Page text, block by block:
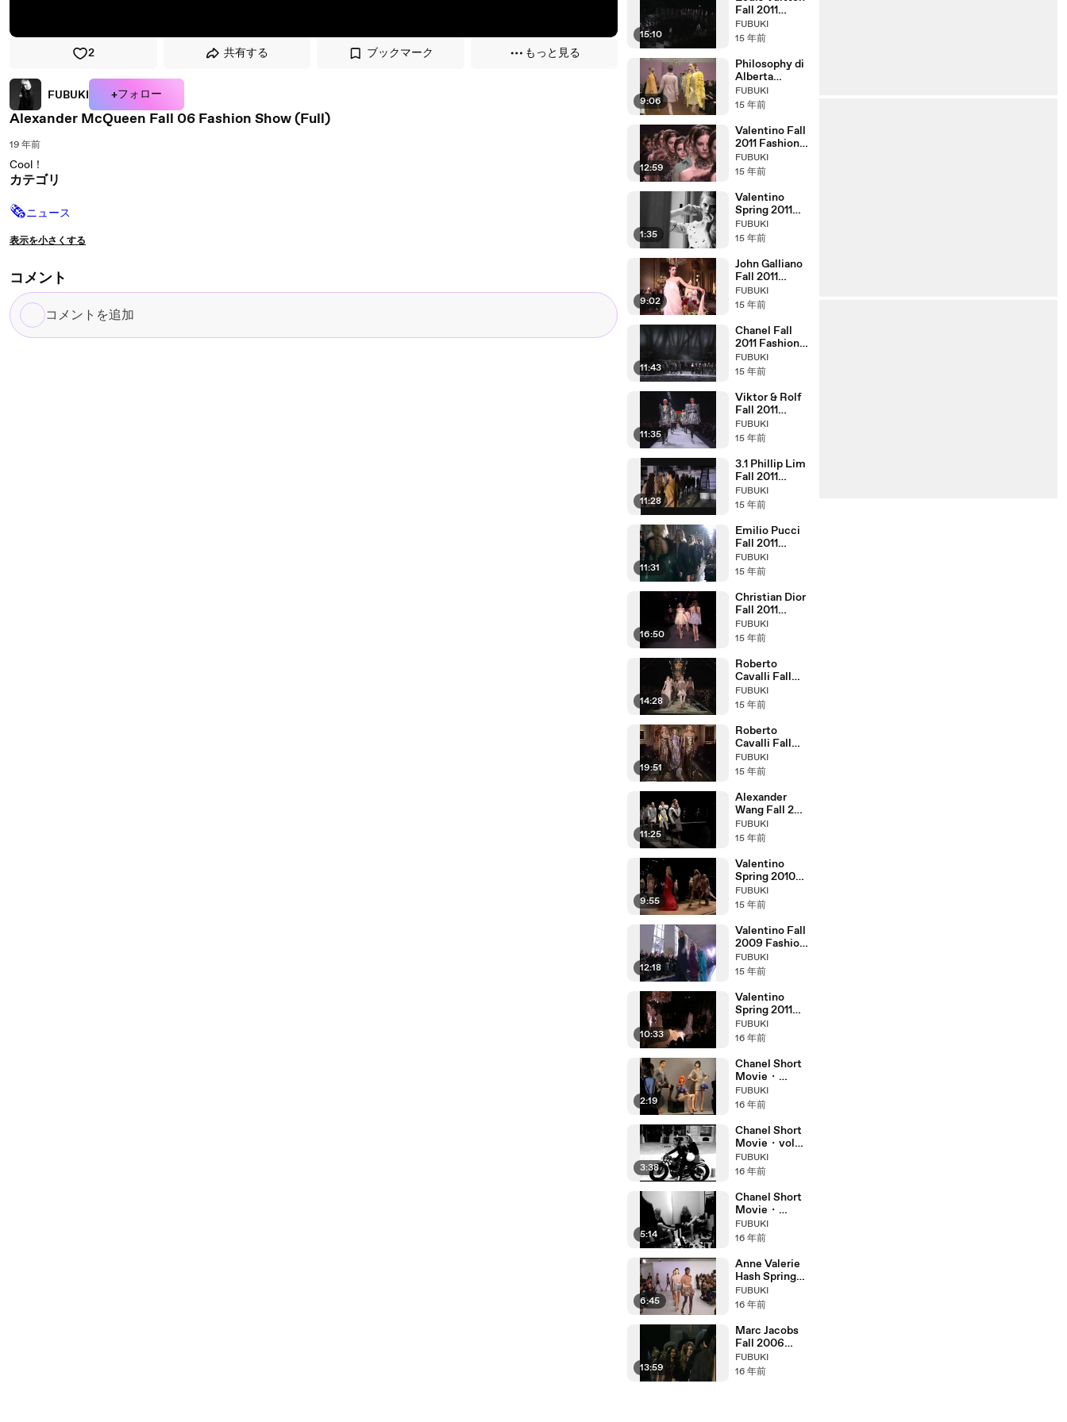
2 共有する ブックマーク もっと見る
FUBUKI +フォロー
Alexander McQueen Fall 06 Fashion Show (Full)
19 年前
Cool！
カテゴリ
🗞ニュース
表示を小さくする
コメント
コ
メ
15:10
Fall 2011
Fashion Show
(full)
FUBUKI
15 年前
9:06
Philosophy di
Alberta
Ferretti Fall
2011 Fashion
FUBUKI
15 年前
12:59
Valentino Fall
2011 Fashion
Show (full)
FUBUKI
15 年前
1:35
Valentino
Spring 2011
Campaign
Behind the
FUBUKI
15 年前
9:02
John Galliano
Fall 2011
Fashion Show
(full)
FUBUKI
15 年前
11:43
Chanel Fall
2011 Fashion
Show (full)
FUBUKI
15 年前
11:35
Viktor & Rolf
Fall 2011
Fashion Show
(full)
FUBUKI
15 年前
11:28
3.1 Phillip Lim
Fall 2011
Fashion Show
(full)
FUBUKI
15 年前
11:31
Emilio Pucci
Fall 2011
Fashion Show
(full)
FUBUKI
15 年前
16:50
Christian Dior
Fall 2011
Fashion Show
(full)
FUBUKI
15 年前
14:28
Roberto
Cavalli Fall
2011 Fashion
Show (full)
FUBUKI
15 年前
19:51
Roberto
Cavalli Fall
2005 Fashion
Show (full)
FUBUKI
15 年前
11:25
Alexander
Wang Fall 2011
Fashion Show
(full)
FUBUKI
15 年前
9:55
Valentino
Spring 2010
Haute
Couture
(full)
FUBUKI
15 年前
12:18
Valentino Fall
2009 Fashion
Show (full)
FUBUKI
15 年前
10:33
Valentino
Spring 2011
Haute
Couture
(full)
FUBUKI
16 年前
2:19
Chanel Short
Movie・
Window World
FUBUKI
16 年前
3:38
Chanel Short
Movie・vol
de jour
FUBUKI
16 年前
5:14
Chanel Short
Movie・
Fitting Room
Follies
FUBUKI
16 年前
6:45
Anne Valerie
Hash Spring
2011 Fashion
Show (full)
FUBUKI
16 年前
13:59
Marc Jacobs
Fall 2006
Fashion Show
(full)
FUBUKI
16 年前